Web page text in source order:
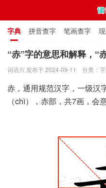
字典 拼音查字 笔画查字
通用规范汉字表 叠字大全
“赤”字的意思和解释，“
词语六 发布于 2024-09-11 分类：
赤，通用规范汉字，一级汉
（chì），赤部，共7画，会